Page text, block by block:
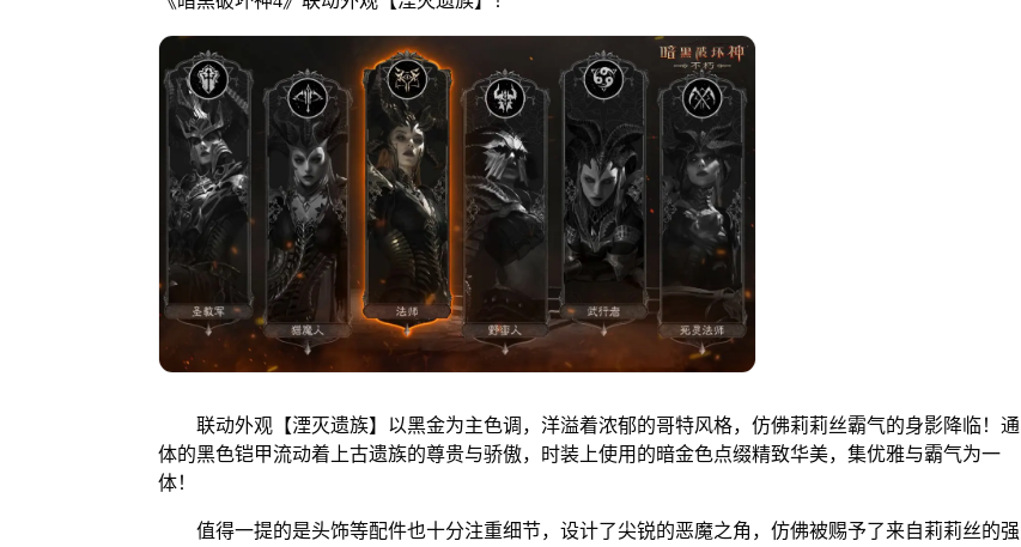
联动外观【湮灭遗族】以黑金为主色调，洋溢着浓郁的哥特风格，仿佛莉莉丝霸气的身影降临！通
体的黑色铠甲流动着上古遗族的尊贵与骄傲，时装上使用的暗金色点缀精致华美，集优雅与霸气为一
体！
值得一提的是头饰等配件也十分注重细节，设计了尖锐的恶魔之角，仿佛被赐予了来自莉莉丝的强